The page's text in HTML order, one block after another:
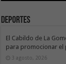
Deportes
El Cabildo de La
para promocionar el
3 agosto, 2026